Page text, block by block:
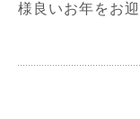
様良いお年をお